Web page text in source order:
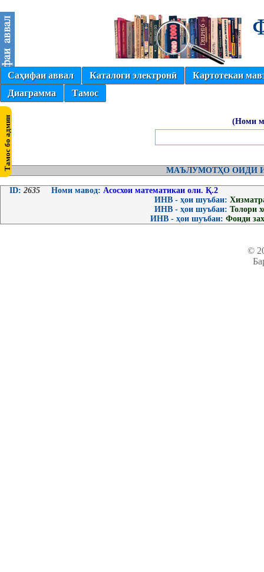
Саҳифаи аввал Каталоги электронӣ
Картотекаи
Диаграмма
Тамос
(Номи
МАЪЛУМОТҲО ОИДИ
ID: 2635 Номи мавод: Асосхои математикаи оли. Қ.2
ИНВ - ҳои шуъбаи:
ИНВ - ҳои шуъбаи: Толори
ИНВ - ҳои шуъбаи: Фонди
©